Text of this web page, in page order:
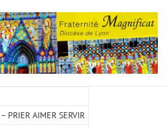
PRIER AIMER SERVIR